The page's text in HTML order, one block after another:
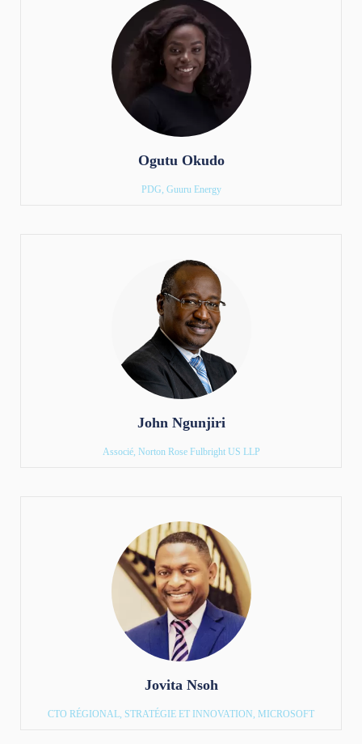
Ogutu Okudo
PDG, Guuru Energy
John Ngunjiri
Associé, Norton Rose Fulbright US LLP
Jovita Nsoh
CTO RÉGIONAL, STRATÉGIE ET INNOVATION, MICROSOFT